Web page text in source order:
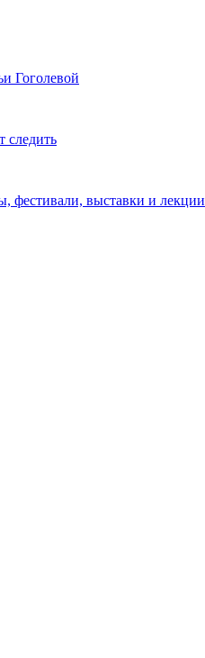
Гоголевой
следить
фестивали, выставки и лекции